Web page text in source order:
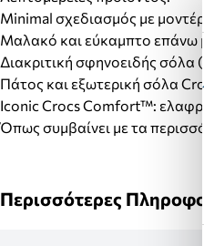
Minimal σχεδιασμός με
Μαλακό και εύκαμπτο επάνω
Διακριτική σφηνοειδής σόλα
Πάτος και εξωτερική σόλα
Iconic Crocs Comfort™:
Όπως συμβαίνει με τα
Περισσότερες